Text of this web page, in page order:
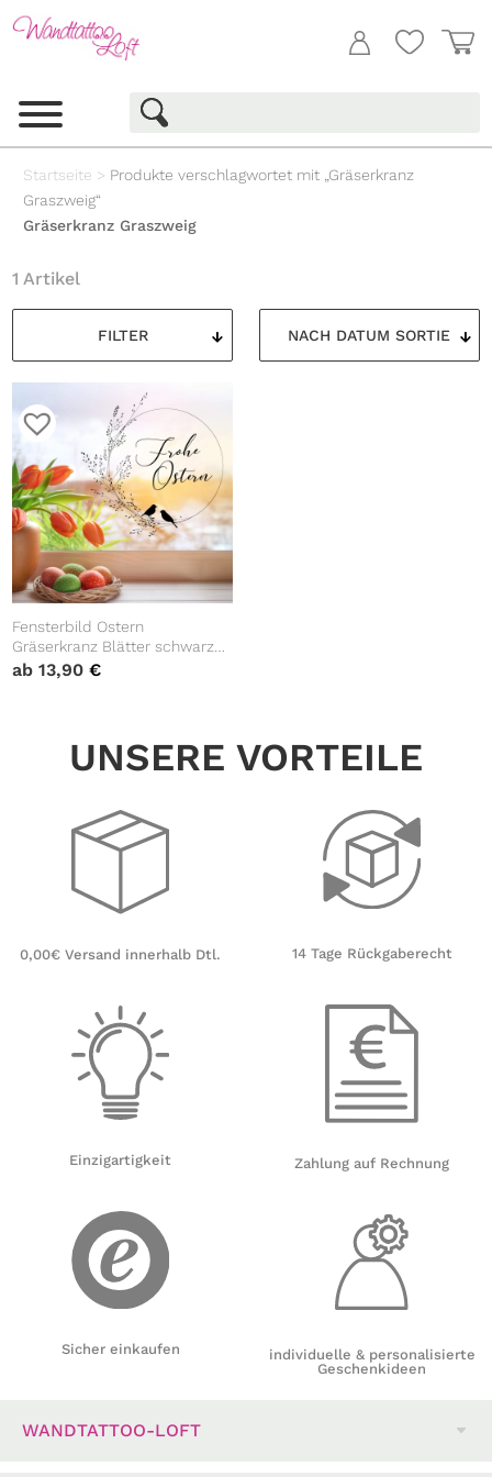
Startseite > Produkte verschlagwortet mit „Gräserkranz
Graszweig“
Gräserkranz Graszweig
FILTER
1 Artikel
Fensterbild Ostern
Gräserkranz Blätter schwarz
weiß Frohe Ostern Frühling
Wohnzimmer
ab13,90€
UNSERE VORTEILE
0,00€ Versand innerhalb Dtl.
Einzigartigkeit
Sicher einkaufen
14 Tage Rückgaberecht
Zahlung auf Rechnung
individuelle & personalisierte
Geschenkideen
WANDTATTOO-LOFT